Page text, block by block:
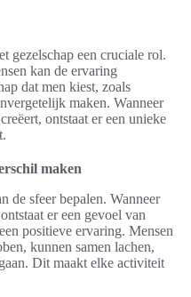
gezelschap een cruciale rol.
kan de ervaring
dat men kiest, zoals
maken. Wanneer
ontstaat er een unieke
maken
de sfeer bepalen. Wanneer
er een gevoel van
positieve ervaring. Mensen
kunnen samen lachen,
Dit maakt elke activiteit